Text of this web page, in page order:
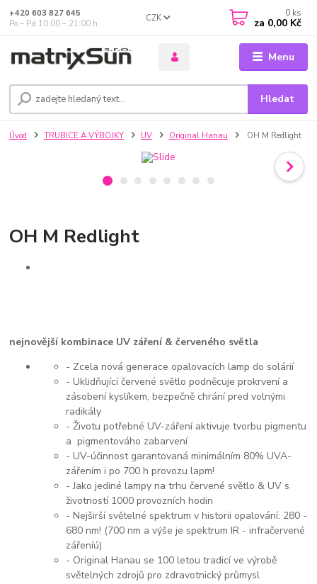
Menu
CZK
Hledat
+420 603 827 645
Po – Pá 10:00 – 21:00 h
0 ks
za 0,00 Kč
Úvod TRUBICE A VÝBOJKY UV Original Hanau OH M Redlight
OH M Redlight
nejnovější kombinace UV záření & červeného světla
- Zcela nová generace opalovacích lamp do solárií
- Uklidňující červené světlo podněcuje prokrvení a
zásobení kyslíkem, bezpečně chrání pred volnými
radikály
- Životu potřebné UV-záření aktivuje tvorbu pigmentu
a pigmentováho zabarvení
- UV-účinnost garantovaná minimálním 80% UVA-
zářením i po 700 h provozu lapm!
- Jako jediné lampy na trhu červené světlo & UV s
životností 1000 provozních hodin
- Nejširší světelné spektrum v historii opalování: 280 -
680 nm! (700 nm a výše je spektrum IR - infračervené
zářeníú)
- Original Hanau se 100 letou tradicí ve výrobě
světelných zdrojů pro zdravotnický průmysl